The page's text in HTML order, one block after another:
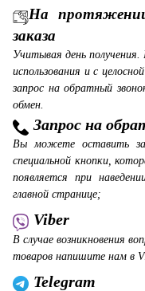
На
заказа
Учитывая день
использования и с
запрос на обратный
обмен.
Запрос на
Вы можете оставить
специальной кнопки,
появляется при
главной странице;
Viber
В случае возникновения
товаров напишите нам в
Telegram